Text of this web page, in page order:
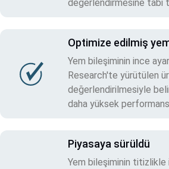
değerlendirmesine tabi
Optimize edilmiş
Yem bileşiminin ince
Research'te yürütülen
değerlendirilmesiyle
daha yüksek
Piyasaya sürüldü
Yem bileşiminin titizlikle